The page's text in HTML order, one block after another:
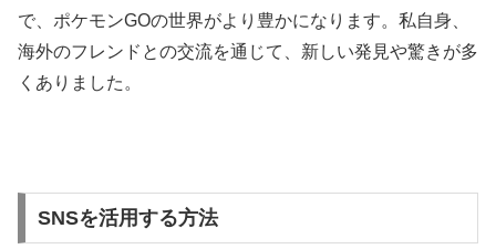
で、ポケモンGOの世界がより豊かになります。私自身、
海外のフレンドとの交流を通じて、新しい発見や驚きが多
くありました。
SNSを活用する方法